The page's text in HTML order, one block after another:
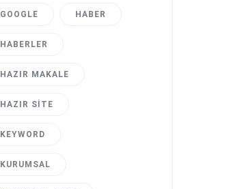
GOOGLE HABER
HABERLER
HAZIR MAKALE
HAZIR SITE
KEYWORD
KURUMSAL